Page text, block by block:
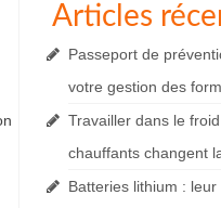
Articles
Passeport de
votre gestion des
Travailler dans le
chauffants changent
Batteries lithium : leur